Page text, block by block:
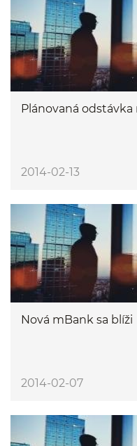
Plánovaná
2014-02-13
Nová mBank sa blíži
2014-02-07